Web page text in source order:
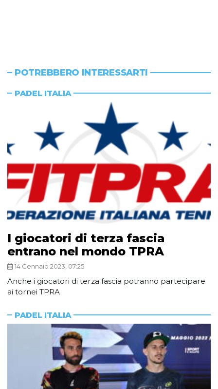
POTREBBERO INTERESSARTI
PADEL ITALIA
I giocatori di terza fascia
entrano nel mondo TPRA
14 Gennaio 2023, 07:25
Anche i giocatori di terza fascia potranno partecipare
ai tornei TPRA
PADEL ITALIA